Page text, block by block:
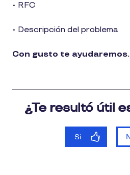
• RFC
• Descripción del problema
Con gusto te ayudaremos.